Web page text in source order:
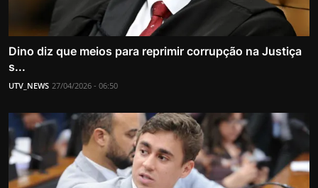
Dino diz que meios para reprimir corrupção na Justiça
s...
UTV_NEWS 27/04/2026 - 06:50